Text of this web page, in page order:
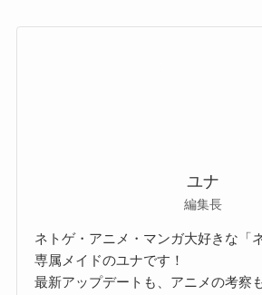
ユナ
編集長
ネトゲ・アニメ・マンガ大好きな「
専属メイドのユナです！
最新アップデートも、アニメの考察